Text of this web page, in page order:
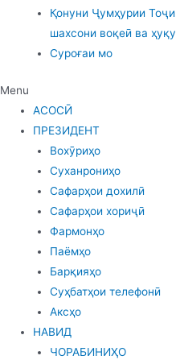
Қонуни Ҷумҳурии
шахсони воқеӣ ва
Суроғаи мо
Menu
АСОСӢ
ПРЕЗИДЕНТ
Вохӯриҳо
Суханрониҳо
Сафарҳои дохилӣ
Сафарҳои хориҷӣ
Фармонҳо
Паёмҳо
Барқияҳо
Суҳбатҳои телефонӣ
Аксҳо
НАВИД
ЧОРАБИНИҲО